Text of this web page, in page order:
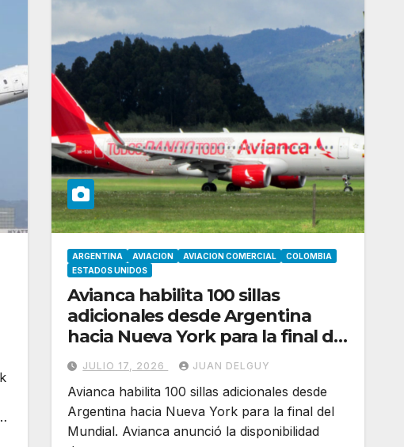
ARGENTINA AVIACION AVIACION COMERCIAL
COLOMBIA
ESTADOS UNIDOS
Avianca habilita 100 sillas
adicionales desde Argentina
hacia Nueva York para la final del
Mundial
JULIO 17, 2026 JUAN DELGUY
Avianca habilita 100 sillas adicionales desde
Argentina hacia Nueva York para la final del
Mundial. Avianca anunció la disponibilidad